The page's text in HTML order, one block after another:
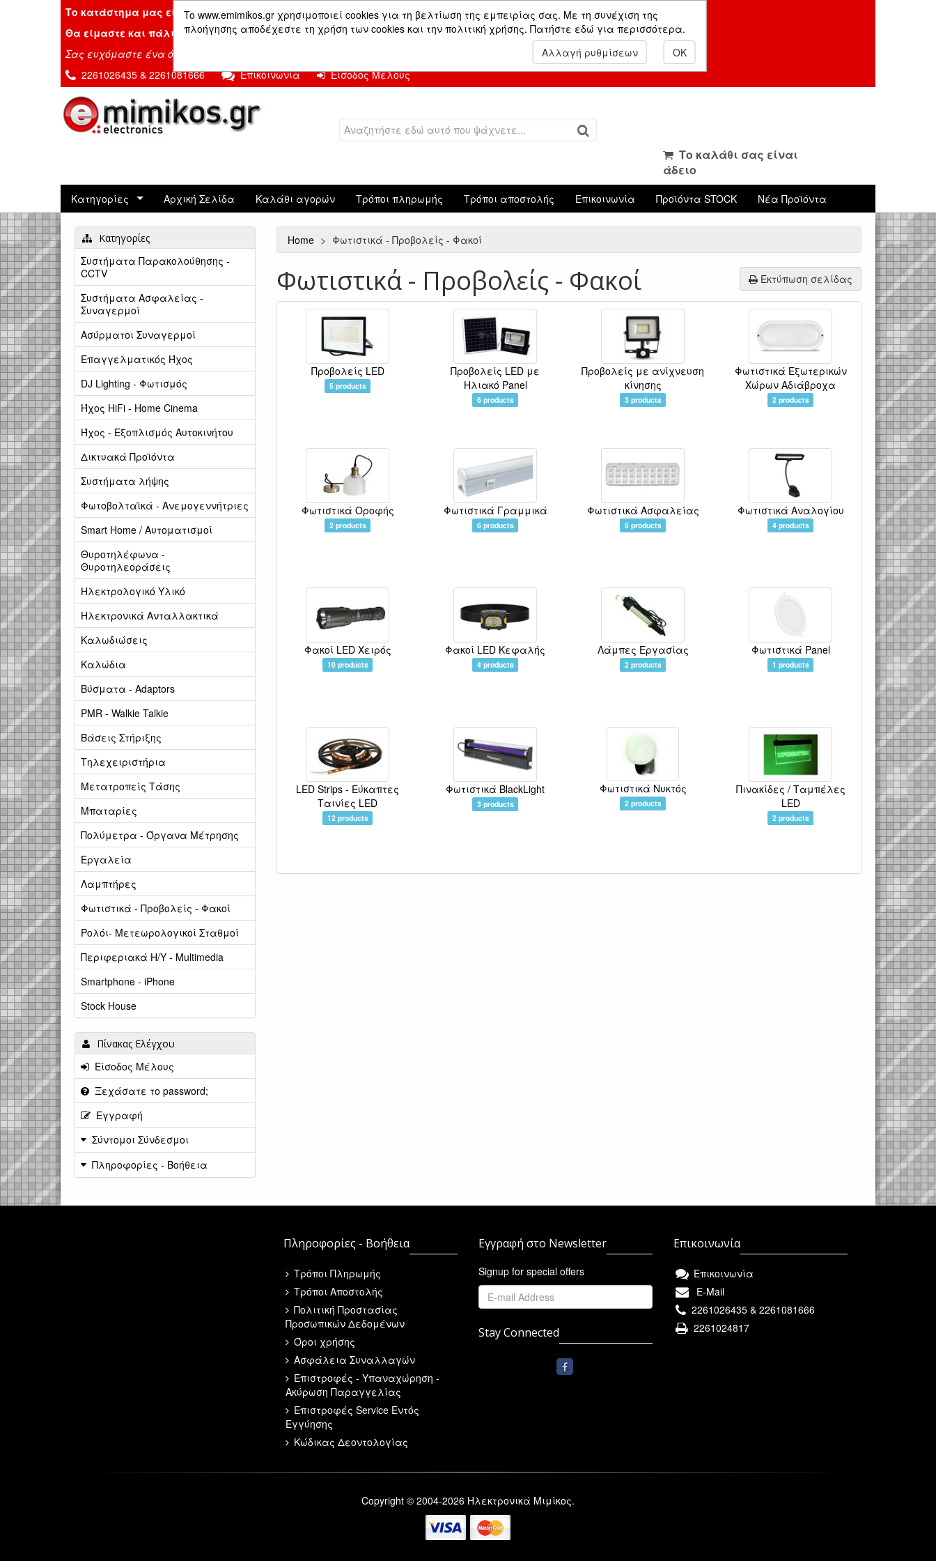
To www.emimikos.gr χρησιμοποιεί cookies για τη βελτίωση της εμπειρίας σας. Με τη συνέχιση της
πλοήγησης αποδέχεστε τη χρήση των cookies και την πολιτική χρήσης.Πατήστε εδώ για περισσότερα.
Αλλαγή ρυθμίσεων
OK
Το κατάστημα μας είναι κλειστό λόγω διακοπών.
Θα είμαστε και πάλι μαζί σας την Δευτέρα 24 Αυγούστου.
Σας ευχόμαστε ένα όμορφο καλοκαίρι!
2261026435 & 2261081666
Επικοινωνία Είσοδος Μέλους
Το καλάθι σας είναι
άδειο
Κατηγορίες Αρχική Σελίδα Καλάθι αγορών Τρόποι πληρωμής Τρόποι αποστολής Επικοινωνία Προϊόντα STOCK Νέα Προϊόντα
Home Φωτιστικά - Προβολείς - Φακοί
Εκτύπωση σελίδας
Φωτιστικά - Προβολείς - Φακοί
Προβολείς LED
5 products
Προβολείς LED με
Ηλιακό Panel
6 products
Προβολείς με ανίχνευση
κίνησης
3 products
Φωτιστικά Εξωτερικών
Χώρων Αδιάβροχα
2 products
Φωτιστικά Οροφής
2 products
Φωτιστικά Γραμμικά
6 products
Φωτιστικά Ασφαλείας
5 products
Φωτιστικά Αναλογίου
4 products
Φακοί LED Χειρός
10 products
Φακοί LED Κεφαλής
4 products
Λάμπες Εργασίας
2 products
Φωτιστικά Panel
1 products
LED Strips - Εύκαπτες
Ταινίες LED
12 products
Φωτιστικά BlackLight
3 products
Φωτιστικά Νυκτός
2 products
Πινακίδες / Ταμπέλες
LED
2 products
Κατηγορίες
Συστήματα Παρακολούθησης -
CCTV
Συστήματα Ασφαλείας -
Συναγερμοί
Ασύρματοι Συναγερμοί
Επαγγελματικός Ήχος
DJ Lighting - Φωτισμός
Ήχος HiFi - Home Cinema
Ήχος - Εξοπλισμός Αυτοκινήτου
Δικτυακά Προϊόντα
Συστήματα λήψης
Φωτοβολταϊκά - Ανεμογεννήτριες
Smart Home / Αυτοματισμοί
Θυροτηλέφωνα -
Θυροτηλεοράσεις
Ηλεκτρολογικό Υλικό
Ηλεκτρονικά Ανταλλακτικά
Καλωδιώσεις
Καλώδια
Βύσματα - Adaptors
PMR - Walkie Talkie
Βάσεις Στήριξης
Τηλεχειριστήρια
Μετατροπείς Τάσης
Μπαταρίες
Πολύμετρα - Όργανα Μέτρησης
Εργαλεία
Λαμπτήρες
Φωτιστικά - Προβολείς - Φακοί
Ρολόι- Μετεωρολογικοί Σταθμοί
Περιφεριακά Η/Υ - Multimedia
Smartphone - iPhone
Stock House
Πίνακας Ελέγχου
Είσοδος Μέλους
Ξεχάσατε το password;
Εγγραφή
Σύντομοι Σύνδεσμοι
Πληροφορίες - Βοήθεια
Πληροφορίες - Βοήθεια
Τρόποι Πληρωμής
Τρόποι Αποστολής
Πολιτική Προστασίας
Προσωπικών Δεδομένων
Όροι χρήσης
Ασφάλεια Συναλλαγών
Επιστροφές - Υπαναχώρηση -
Ακύρωση Παραγγελίας
Επιστροφές Service Εντός
Εγγύησης
Κώδικας Δεοντολογίας
Εγγραφή στο Newsletter
Signup for special offers
Stay Connected
Επικοινωνία
Επικοινωνία
E-Mail
2261026435 & 2261081666
2261024817
Copyright © 2004-2026 Ηλεκτρονικά Μιμίκος.